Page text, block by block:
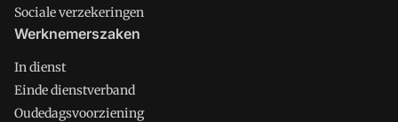
Sociale verzekeringen
Werknemerszaken
In dienst
Einde dienstverband
Oudedagsvoorziening